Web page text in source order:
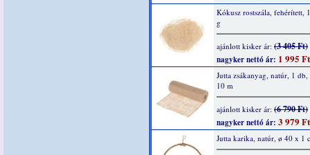
Kókusz rostszála, fehérített,
g
ajánlott kisker ár: (3 405 Ft)
nagyker nettó ár: 1 995 Ft
Jutta zsákanyag, natúr, 1
10 m
ajánlott kisker ár: (6 790 Ft)
nagyker nettó ár: 3 979 Ft
Jutta karika, natúr, ø 40 x 1